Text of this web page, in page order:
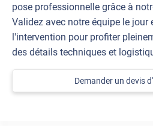
pose professionnelle grâce à
Validez avec notre équipe le jour
l'intervention pour profiter
des détails techniques et
Demander un devis